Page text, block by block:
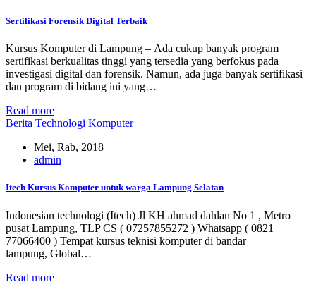
Sertifikasi Forensik Digital Terbaik
Kursus Komputer di Lampung – Ada cukup banyak program
sertifikasi berkualitas tinggi yang tersedia yang berfokus pada
investigasi digital dan forensik. Namun, ada juga banyak sertifikasi
dan program di bidang ini yang…
Read more
Berita Technologi Komputer
Mei, Rab, 2018
admin
Itech Kursus Komputer untuk warga Lampung Selatan
Indonesian technologi (Itech) Jl KH ahmad dahlan No 1 , Metro
pusat Lampung, TLP CS ( 07257855272 ) Whatsapp ( 0821
77066400 ) Tempat kursus teknisi komputer di bandar
lampung, Global…
Read more